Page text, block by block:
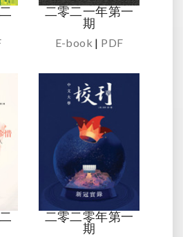
二零二一年第一
期
E-book | PDF
二零二零年第一
期